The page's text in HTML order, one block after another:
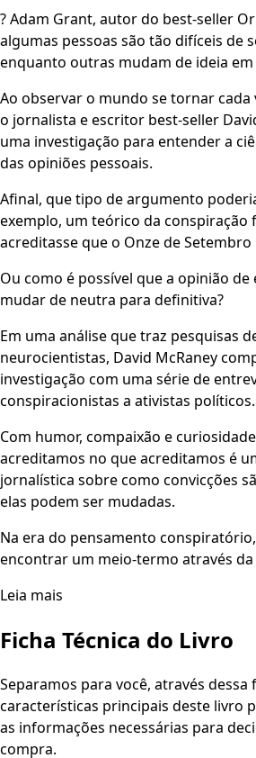
? Adam Grant, autor do best-seller
algumas pessoas são tão difíceis de
enquanto outras mudam de ideia
Ao observar o mundo se tornar cada
o jornalista e escritor best-seller
uma investigação para entender a
das opiniões pessoais.
Afinal, que tipo de argumento
exemplo, um teórico da conspiração
acreditasse que o Onze de
Ou como é possível que a opinião de
mudar de neutra para definitiva?
Em uma análise que traz pesquisas
neurocientistas, David McRaney
investigação com uma série de
conspiracionistas a ativistas políticos.
Com humor, compaixão e
acreditamos no que acreditamos é
jornalística sobre como convicções
elas podem ser mudadas.
Na era do pensamento
encontrar um meio-termo através da
Leia mais
Ficha Técnica do Livro
Separamos para você, através dessa
características principais deste livro
as informações necessárias para
compra.